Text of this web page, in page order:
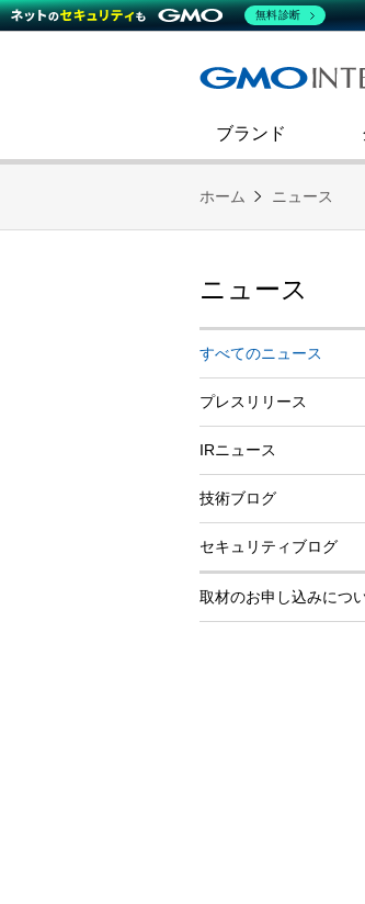
ブランド
会社概要
技術ブログ
インターネット
コミュニケーシ
ダイバーシテ
熊谷正寿が語る
財務・業績
第二新卒採用
ホーム ニュース
ニュース
すべてのニュース
プレスリリース
IRニュース
技術ブログ
セキュリティブログ
取材のお申し込みにつ
無料診断